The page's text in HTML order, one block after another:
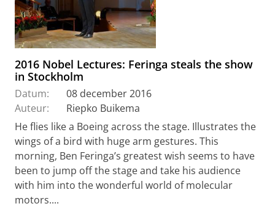
2016 Nobel Lectures: Feringa steals the show
in Stockholm
Datum:
08 december 2016
Auteur:
Riepko Buikema
He flies like a Boeing across the stage. Illustrates the
wings of a bird with huge arm gestures. This
morning, Ben Feringa’s greatest wish seems to have
been to jump off the stage and take his audience
with him into the wonderful world of molecular
motors....